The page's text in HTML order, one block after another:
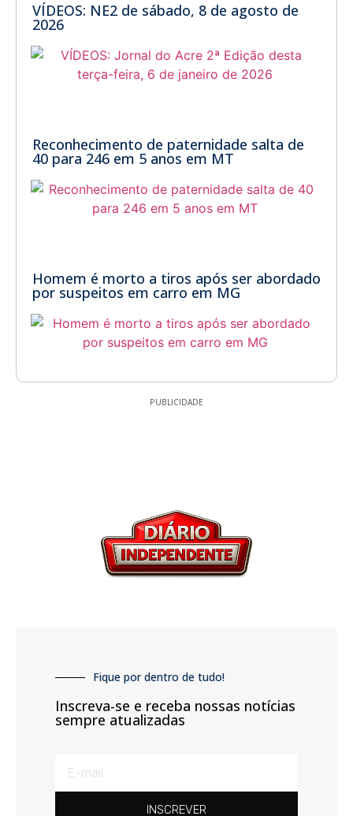
VÍDEOS: NE2 de sábado, 8 de agosto de
2026
Reconhecimento de paternidade salta de
40 para 246 em 5 anos em MT
Homem é morto a tiros após ser abordado
por suspeitos em carro em MG
PUBLICIDADE
Fique por dentro de tudo!
Inscreva-se e receba nossas notícias
sempre atualizadas
INSCREVER